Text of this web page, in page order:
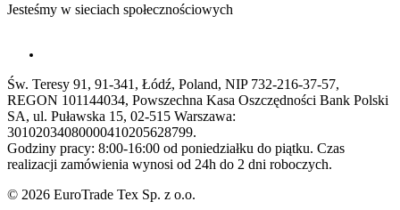
Jesteśmy w sieciach społecznościowych
Św. Teresy 91, 91-341, Łódź, Poland, NIP 732-216-37-57,
REGON 101144034, Powszechna Kasa Oszczędności Bank Polski
SA, ul. Puławska 15, 02-515 Warszawa:
30102034080000410205628799.
Godziny pracy: 8:00-16:00 od poniedziałku do piątku. Czas
realizacji zamówienia wynosi od 24h do 2 dni roboczych.
© 2026 EuroTrade Tex Sp. z o.o.